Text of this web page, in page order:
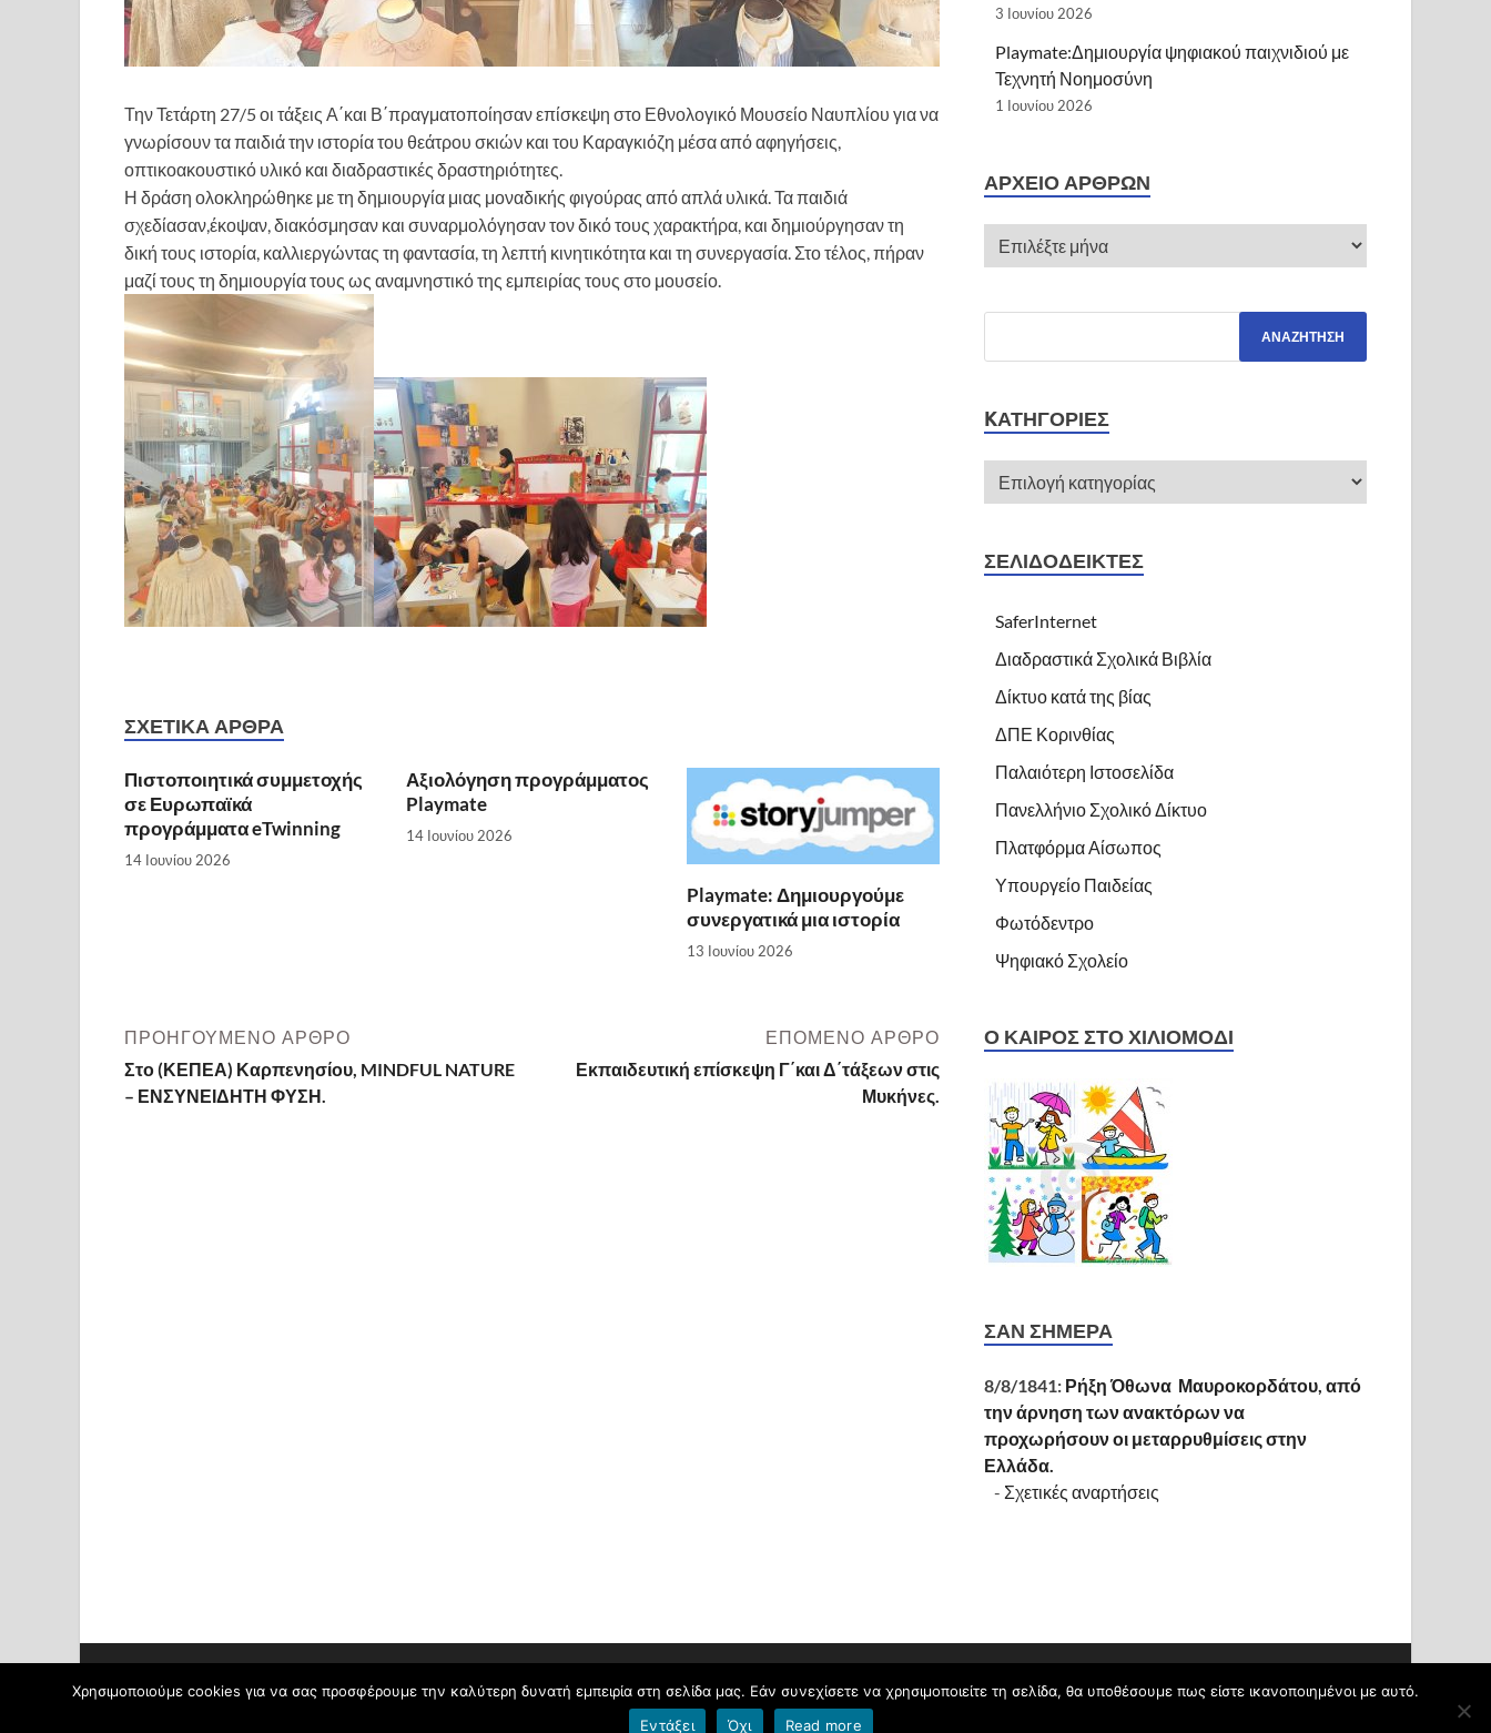
Την Τετάρτη 27/5 οι τάξεις Α΄και Β΄πραγματοποίησαν επίσκεψη στο Εθνολογικό Μουσείο Ναυπλίου για να
γνωρίσουν τα παιδιά την ιστορία του θεάτρου σκιών και του Καραγκιόζη μέσα από αφηγήσεις,
οπτικοακουστικό υλικό και διαδραστικές δραστηριότητες.
Η δράση ολοκληρώθηκε με τη δημιουργία μιας μοναδικής φιγούρας από απλά υλικά. Τα παιδιά
σχεδίασαν,έκοψαν, διακόσμησαν και συναρμολόγησαν τον δικό τους χαρακτήρα, και δημιούργησαν τη
δική τους ιστορία, καλλιεργώντας τη φαντασία, τη λεπτή κινητικότητα και τη συνεργασία. Στο τέλος, πήραν
μαζί τους τη δημιουργία τους ως αναμνηστικό της εμπειρίας τους στο μουσείο.
ΣΧΕΤΙΚΆ ΆΡΘΡΑ
Πιστοποιητικά συμμετοχής
σε Ευρωπαϊκά
προγράμματα eTwinning
14 Ιουνίου 2026
Αξιολόγηση προγράμματος
Playmate
14 Ιουνίου 2026
Playmate: Δημιουργούμε
συνεργατικά μια ιστορία
13 Ιουνίου 2026
ΠΡΟΗΓΟΎΜΕΝΟ ΆΡΘΡΟ
Στο (ΚΕΠΕΑ) Καρπενησίου, MINDFUL NATURE
– ΕΝΣΥΝΕΙΔΗΤΗ ΦΥΣΗ.
ΕΠΌΜΕΝΟ ΆΡΘΡΟ
Εκπαιδευτική επίσκεψη Γ΄και Δ΄τάξεων στις
Μυκήνες.
3 Ιουνίου 2026
Playmate:Δημιουργία ψηφιακού παιχνιδιού με
Τεχνητή Νοημοσύνη
1 Ιουνίου 2026
ΑΡΧΕΊΟ ΆΡΘΡΩΝ
KΑΤΗΓΟΡΊΕΣ
ΣΕΛΙΔΟΔΕΊΚΤΕΣ
SaferInternet
Διαδραστικά Σχολικά Βιβλία
Δίκτυο κατά της βίας
ΔΠΕ Κορινθίας
Παλαιότερη Ιστοσελίδα
Πανελλήνιο Σχολικό Δίκτυο
Πλατφόρμα Αίσωπος
Υπουργείο Παιδείας
Φωτόδεντρο
Ψηφιακό Σχολείο
Ο ΚΑΙΡΌΣ ΣΤΟ ΧΙΛΙΟΜΌΔΙ
ΣΑΝ ΣΉΜΕΡΑ
8/8/1841: Ρήξη Όθωνα  Μαυροκορδάτου, από
την άρνηση των ανακτόρων να
προχωρήσουν οι μεταρρυθμίσεις στην
Ελλάδα.
- Σχετικές αναρτήσεις
Χρησιμοποιούμε cookies για να σας προσφέρουμε την καλύτερη δυνατή εμπειρία στη σελίδα μας. Εάν συνεχίσετε να χρησιμοποιείτε τη σελίδα, θα υποθέσουμε πως είστε ικανοποιημένοι με αυτό.
Εντάξει
Όχι Read more